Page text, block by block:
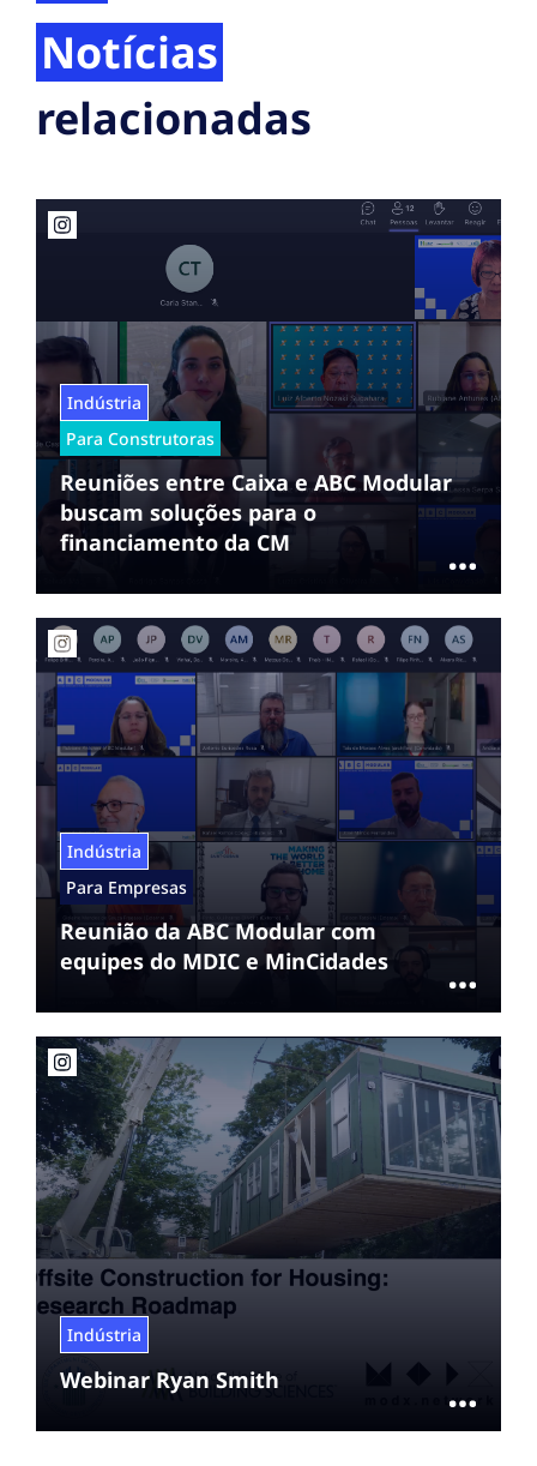
Notícias
relacionadas
Indústria
Para Construtoras
Reuniões entre Caixa e ABC Modular
buscam soluções para o
financiamento da CM
Indústria
Para Empresas
Reunião da ABC Modular com
equipes do MDIC e MinCidades
Indústria
Webinar Ryan Smith